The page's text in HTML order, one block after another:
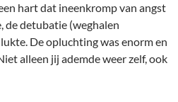
hart dat ineenkromp van angst
de detubatie (weghalen
De opluchting was enorm en
alleen jij ademde weer zelf, ook